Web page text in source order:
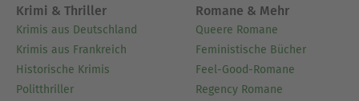
Krimi & Thriller
Krimis aus Deutschland
Krimis aus Frankreich
Historische Krimis
Politthriller
Romane & Mehr
Queere Romane
Feministische Bücher
Feel-Good-Romane
Regency Romane